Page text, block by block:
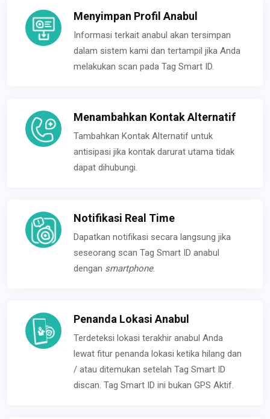
Menyimpan Profil Anabul
Informasi terkait anabul akan tersimpan
dalam sistem kami dan tertampil jika Anda
melakukan scan pada Tag Smart ID.
Menambahkan Kontak Alternatif
Tambahkan Kontak Alternatif untuk
antisipasi jika kontak darurat utama tidak
dapat dihubungi.
Notifikasi Real Time
Dapatkan notifikasi secara langsung jika
seseorang scan Tag Smart ID anabul
dengan smartphone.
Penanda Lokasi Anabul
Terdeteksi lokasi terakhir anabul Anda
lewat fitur penanda lokasi ketika hilang dan
/ atau ditemukan setelah Tag Smart ID
discan. Tag Smart ID ini bukan GPS Aktif.